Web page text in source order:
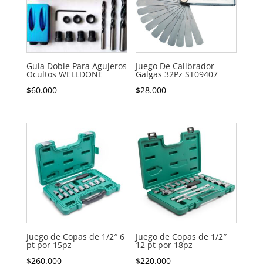
Guia Doble Para Agujeros
Ocultos WELLDONE
$60.000
Juego De Calibrador
Galgas 32Pz ST09407
$28.000
Juego de Copas de 1/2″ 6
pt por 15pz
$260.000
Juego de Copas de 1/2″
12 pt por 18pz
$220.000